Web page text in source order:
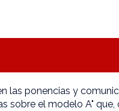
las ponencias y
sobre el modelo A" que,